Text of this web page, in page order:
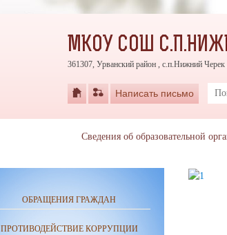
ОБРАЩЕНИЯ ГРАЖДАН
ПРОТИВОДЕЙСТВИЕ КОРРУПЦИИ
МКОУ СОШ
361307, Урванский район , с.п.Нижний Черек
Написать письмо
Сведения об образовательной